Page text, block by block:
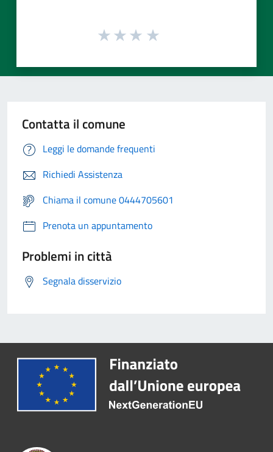
Contatta il comune
Leggi le domande frequenti
Richiedi Assistenza
Chiama il comune 0444705601
Prenota un appuntamento
Problemi in città
Segnala disservizio